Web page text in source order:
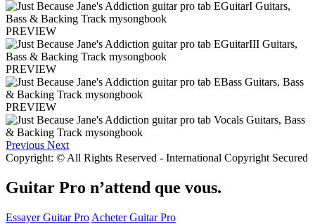
PREVIEW
PREVIEW
PREVIEW
Previous Next
Copyright: © All Rights Reserved - International Copyright Secured
Guitar Pro n’attend que vous.
Essayer Guitar Pro Acheter Guitar Pro